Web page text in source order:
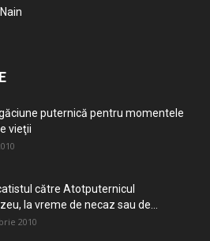
puternică pentru momentele
vieţii
către Atotputernicul
la vreme de necaz sau de...
2010